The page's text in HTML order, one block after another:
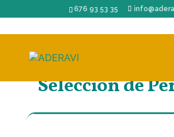
676 93 53 35
Selección de